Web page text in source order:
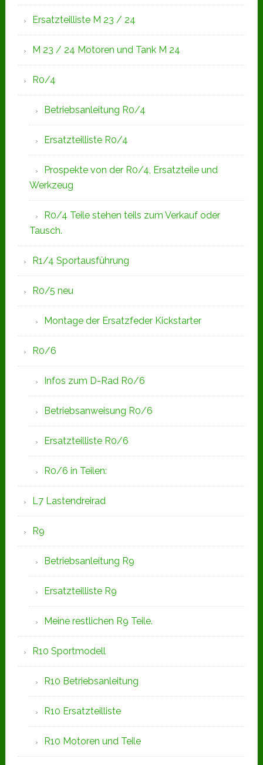
Ersatzteilliste M 23 / 24
M 23 / 24 Motoren und Tank M 24
R0/4
Betriebsanleitung R0/4
Ersatzteilliste R0/4
Prospekte von der R0/4, Ersatzteile und
Werkzeug
R0/4 Teile stehen teils zum Verkauf oder
Tausch.
R1/4 Sportausführung
R0/5 neu
Montage der Ersatzfeder Kickstarter
R0/6
Infos zum D-Rad R0/6
Betriebsanweisung R0/6
Ersatzteilliste R0/6
R0/6 in Teilen:
L7 Lastendreirad
R9
Betriebsanleitung R9
Ersatzteilliste R9
Meine restlichen R9 Teile.
R10 Sportmodell
R10 Betriebsanleitung
R10 Ersatzteilliste
R10 Motoren und Teile